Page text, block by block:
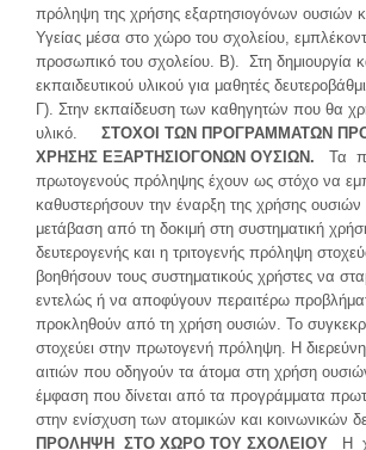
πρόληψη της χρήσης εξαρτησιογόνων ουσιών
Υγείας μέσα στο χώρο του σχολείου,
προσωπικό του σχολείου. Β). Στη δημιουργία
εκπαιδευτικού υλικού για μαθητές
Γ). Στην εκπαίδευση των καθηγητών που θα
υλικό. ΣΤΟΧΟΙ ΤΩΝ ΠΡΟΓΡΑΜΜΑΤΩΝ
ΧΡΗΣΗΣ ΕΞΑΡΤΗΣΙΟΓΟΝΩΝ ΟΥΣΙΩΝ. Τα
πρωτογενούς πρόληψης έχουν ως στόχο να
καθυστερήσουν την έναρξη της χρήσης
μετάβαση από τη δοκιμή στη συστηματική
δευτερογενής και η τριτογενής πρόληψη
βοηθήσουν τους συστηματικούς χρήστες να
εντελώς ή να αποφύγουν περαιτέρω
προκληθούν από τη χρήση ουσιών. Το
στοχεύει στην πρωτογενή πρόληψη. Η
αιτιών που οδηγούν τα άτομα στη χρήση ουσιών
έμφαση που δίνεται από τα προγράμματα
στην ενίσχυση των ατομικών και κοινωνικών
ΠΡΟΛΗΨΗ ΣΤΟ ΧΩΡΟ ΤΟΥ ΣΧΟΛΕΙΟΥ
Η